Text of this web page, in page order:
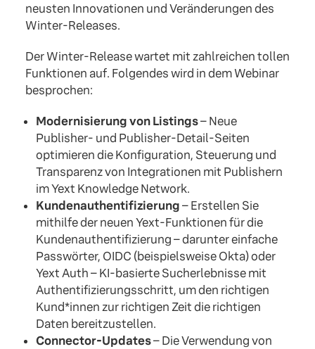
neusten Innovationen und Veränderungen des
Winter-Releases.
Der Winter-Release wartet mit zahlreichen tollen
Funktionen auf. Folgendes wird in dem Webinar
besprochen:
Modernisierung von Listings– Neue
Publisher- und Publisher-Detail-Seiten
optimieren die Konfiguration, Steuerung und
Transparenz von Integrationen mit Publishern
im Yext Knowledge Network.
Kundenauthentifizierung– Erstellen Sie
mithilfe der neuen Yext-Funktionen für die
Kundenauthentifizierung – darunter einfache
Passwörter, OIDC (beispielsweise Okta) oder
Yext Auth – KI-basierte Sucherlebnisse mit
Authentifizierungsschritt, um den richtigen
Kund*innen zur richtigen Zeit die richtigen
Daten bereitzustellen.
Connector-Updates– Die Verwendung von